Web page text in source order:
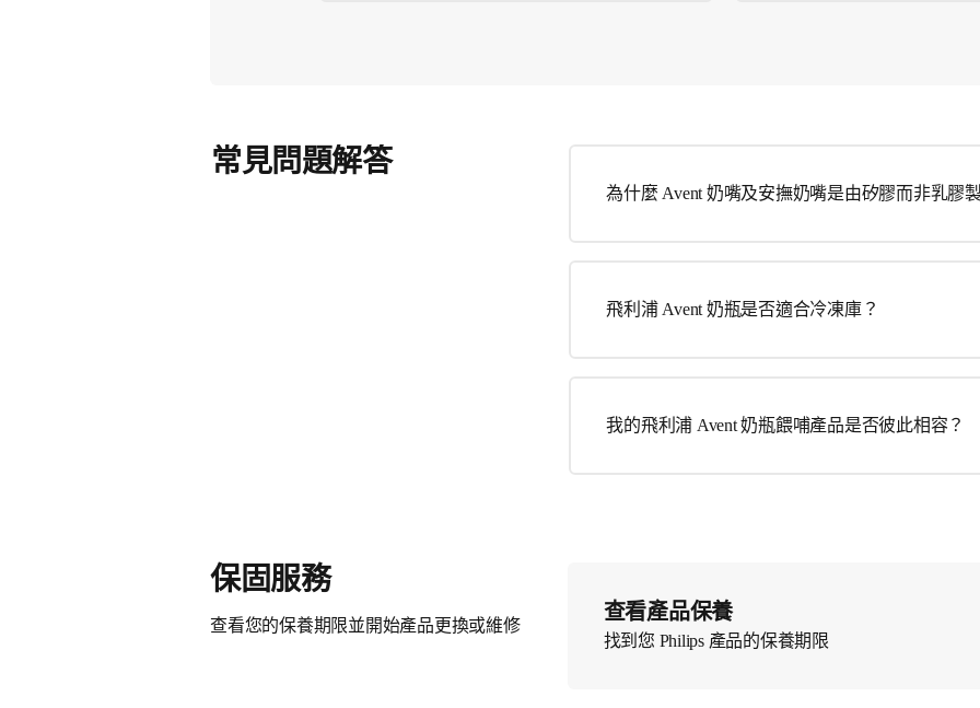
常見問題解答
為什麼 Avent 奶嘴及安撫奶嘴是由矽膠而非乳膠
飛利浦 Avent 奶瓶是否適合冷凍庫？
我的飛利浦 Avent 奶瓶餵哺產品是否彼此相容？
保固服務
查看您的保養期限並開始產品更換或維修
查看產品保養
找到您 Philips 產品的保養期限